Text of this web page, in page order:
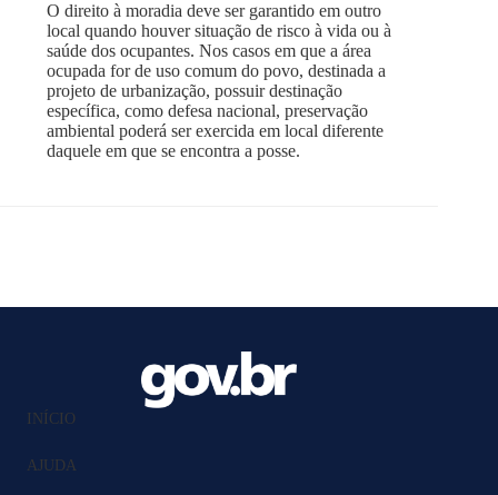
O direito à moradia deve ser garantido em outro
local quando houver situação de risco à vida ou à
saúde dos ocupantes. Nos casos em que a área
ocupada for de uso comum do povo, destinada a
projeto de urbanização, possuir destinação
específica, como defesa nacional, preservação
ambiental poderá ser exercida em local diferente
daquele em que se encontra a posse.
INÍCIO
AJUDA